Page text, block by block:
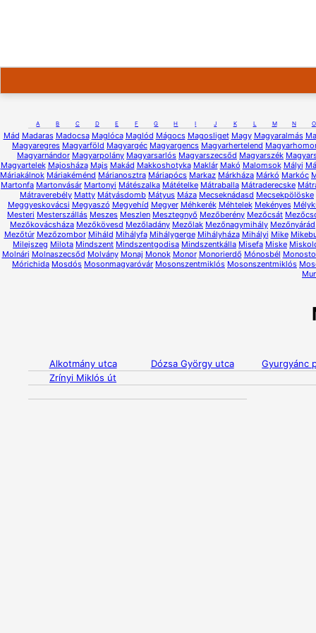
A B C D E F G H I J K L M N O
Mád Madaras Madocsa Maglóca Maglód Mágocs Magosliget Magy Magyaralmás
Magyaregres Magyarföld Magyargéc Magyargencs Magyarhertelend
Magyarnándor Magyarpolány Magyarsarlós Magyarszecsőd Magyarszék
Magyartelek Majosháza Majs Makád Makkoshotyka Maklár Makó Malomsok Mályi
Máriakálnok Máriakéménd Márianosztra Máriapócs Markaz Márkháza Márkó Markóc
Martonfa Martonvásár Martonyi Mátészalka Mátételke Mátraballa Mátraderecske
Mátraverebély Matty Mátyásdomb Mátyus Máza Mecseknádasd Mecsekpölöske
Meggyeskovácsi Megyaszó Megyehíd Megyer Méhkerék Méhtelek Mekényes
Mesteri Mesterszállás Meszes Meszlen Mesztegnyő Mezőberény Mezőcsát
Mezőkovácsháza Mezőkövesd Mezőladány Mezőlak Mezőnagymihály Mezőnyárád
Mezőtúr Mezőzombor Miháld Mihályfa Mihálygerge Mihályháza Mihályi Mike
Milejszeg Milota Mindszent Mindszentgodisa Mindszentkálla Misefa Miske
Molnári Molnaszecsőd Molvány Monaj Monok Monor Monorierdő Mónosbél
Mórichida Mosdós Mosonmagyaróvár Mosonszentmiklós Mosonszentmiklós
Alkotmány utca Dózsa György utca
Gyurgyánc
Zrínyi Miklós út